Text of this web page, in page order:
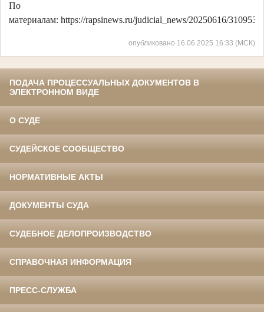
По
материалам: https://rapsinews.ru/judicial_news/20250616/
опубликовано 16.06.2025 16:33 (МСК)
ПОДАЧА ПРОЦЕССУАЛЬНЫХ ДОКУМЕНТОВ В
ЭЛЕКТРОННОМ ВИДЕ
О СУДЕ
СУДЕЙСКОЕ СООБЩЕСТВО
НОРМАТИВНЫЕ АКТЫ
ДОКУМЕНТЫ СУДА
СУДЕБНОЕ ДЕЛОПРОИЗВОДСТВО
СПРАВОЧНАЯ ИНФОРМАЦИЯ
ПРЕСС-СЛУЖБА